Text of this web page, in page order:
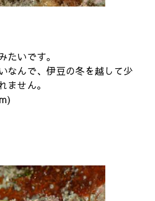
たいです。
なんで、伊豆の冬を越して少
ません。